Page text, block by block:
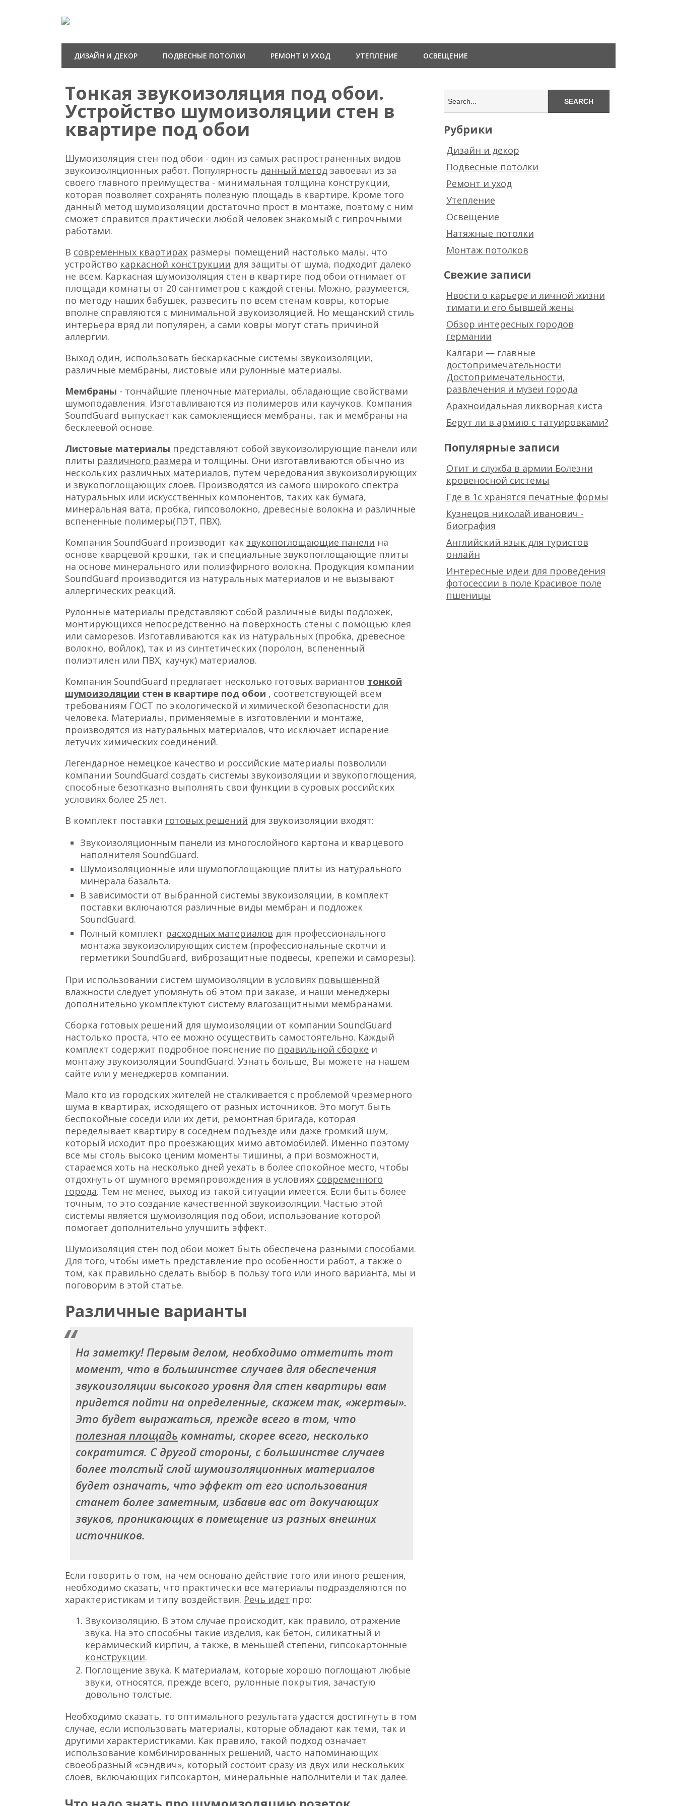
ДИЗАЙН И ДЕКОР ПОДВЕСНЫЕ ПОТОЛКИ РЕМОНТ И УХОД УТЕПЛЕНИЕ ОСВЕЩЕНИЕ
Тонкая звукоизоляция под обои.
Устройство шумоизоляции стен в
квартире под обои
Шумоизоляция стен под обои - один из самых распространенных видов
звукоизоляционных работ. Популярность данный метод завоевал из за
своего главного преимущества - минимальная толщина конструкции,
которая позволяет сохранять полезную площадь в квартире. Кроме того
данный метод шумоизоляции достаточно прост в монтаже, поэтому с ним
сможет справится практически любой человек знакомый с гипрочными
работами.
В современных квартирах размеры помещений настолько малы, что
устройство каркасной конструкции для защиты от шума, подходит далеко
не всем. Каркасная шумоизоляция стен в квартире под обои отнимает от
площади комнаты от 20 сантиметров с каждой стены. Можно, разумеется,
по методу наших бабушек, развесить по всем стенам ковры, которые
вполне справляются с минимальной звукоизоляцией. Но мещанский стиль
интерьера вряд ли популярен, а сами ковры могут стать причиной
аллергии.
Выход один, использовать бескаркасные системы звукоизоляции,
различные мембраны, листовые или рулонные материалы.
Мембраны - тончайшие пленочные материалы, обладающие свойствами
шумоподавления. Изготавливаются из полимеров или каучуков. Компания
SoundGuard выпускает как самоклеящиеся мембраны, так и мембраны на
бесклеевой основе.
Листовые материалы представляют собой звукоизолирующие панели или
плиты различного размера и толщины. Они изготавливаются обычно из
нескольких различных материалов, путем чередования звукоизолирующих
и звукопоглощающих слоев. Производятся из самого широкого спектра
натуральных или искусственных компонентов, таких как бумага,
минеральная вата, пробка, гипсоволокно, древесные волокна и различные
вспененные полимеры(ПЭТ, ПВХ).
Компания SoundGuard производит какзвукопоглощающие панели на
основе кварцевой крошки, так и специальные звукопоглощающие плиты
на основе минерального или полиэфирного волокна. Продукция компании
SoundGuard производится из натуральных материалов и не вызывают
аллергических реакций.
Рулонные материалы представляют собой различные виды подложек,
монтирующихся непосредственно на поверхность стены с помощью клея
или саморезов. Изготавливаются как из натуральных (пробка, древесное
волокно, войлок), так и из синтетических (поролон, вспененный
полиэтилен или ПВХ, каучук) материалов.
Компания SoundGuard предлагает несколько готовых вариантов тонкой
шумоизоляции стен в квартире под обои , соответствующей всем
требованиям ГОСТ по экологической и химической безопасности для
человека. Материалы, применяемые в изготовлении и монтаже,
производятся из натуральных материалов, что исключает испарение
летучих химических соединений.
Легендарное немецкое качество и российские материалы позволили
компании SoundGuard создать системы звукоизоляции и звукопоглощения,
способные безотказно выполнять свои функции в суровых российских
условиях более 25 лет.
В комплект поставки готовых решений для звукоизоляции входят:
Звукоизоляционным панели из многослойного картона и кварцевого
наполнителя SoundGuard.
Шумоизоляционные или шумопоглощающие плиты из натурального
минерала базальта.
В зависимости от выбранной системы звукоизоляции, в комплект
поставки включаются различные виды мембран и подложек
SoundGuard.
Полный комплект расходных материалов для профессионального
монтажа звукоизолирующих систем (профессиональные скотчи и
герметики SoundGuard, виброзащитные подвесы, крепежи и саморезы).
При использовании систем шумоизоляции в условиях повышенной
влажности следует упомянуть об этом при заказе, и наши менеджеры
дополнительно укомплектуют систему влагозащитными мембранами.
Сборка готовых решений для шумоизоляции от компании SoundGuard
настолько проста, что ее можно осуществить самостоятельно. Каждый
комплект содержит подробное пояснение по правильной сборке и
монтажу звукоизоляции SoundGuard. Узнать больше, Вы можете на нашем
сайте или у менеджеров компании.
Мало кто из городских жителей не сталкивается с проблемой чрезмерного
шума в квартирах, исходящего от разных источников. Это могут быть
беспокойные соседи или их дети, ремонтная бригада, которая
переделывает квартиру в соседнем подъезде или даже громкий шум,
который исходит про проезжающих мимо автомобилей. Именно поэтому
все мы столь высоко ценим моменты тишины, а при возможности,
стараемся хоть на несколько дней уехать в более спокойное место, чтобы
отдохнуть от шумного времяпровождения в условиях современного
города. Тем не менее, выход из такой ситуации имеется. Если быть более
точным, то это создание качественной звукоизоляции. Частью этой
системы является шумоизоляция под обои, использование которой
помогает дополнительно улучшить эффект.
Шумоизоляция стен под обои может быть обеспечена разными способами.
Для того, чтобы иметь представление про особенности работ, а также о
том, как правильно сделать выбор в пользу того или иного варианта, мы и
поговорим в этой статье.
Различные варианты
На заметку! Первым делом, необходимо отметить тот
момент, что в большинстве случаев для обеспечения
звукоизоляции высокого уровня для стен квартиры вам
придется пойти на определенные, скажем так, «жертвы».
Это будет выражаться, прежде всего в том, что
полезная площадь комнаты, скорее всего, несколько
сократится. С другой стороны, с большинстве случаев
более толстый слой шумоизоляционных материалов
будет означать, что эффект от его использования
станет более заметным, избавив вас от докучающих
звуков, проникающих в помещение из разных внешних
источников.
Если говорить о том, на чем основано действие того или иного решения,
необходимо сказать, что практически все материалы подразделяются по
характеристикам и типу воздействия. Речь идет про:
Звукоизоляцию. В этом случае происходит, как правило, отражение
звука. На это способны такие изделия, как бетон, силикатный и
керамический кирпич, а также, в меньшей степени, гипсокартонные
конструкции.
Поглощение звука. К материалам, которые хорошо поглощают любые
звуки, относятся, прежде всего, рулонные покрытия, зачастую
довольно толстые.
Необходимо сказать, то оптимального результата удастся достигнуть в том
случае, если использовать материалы, которые обладают как теми, так и
другими характеристиками. Как правило, такой подход означает
использование комбинированных решений, часто напоминающих
своеобразный «сэндвич», который состоит сразу из двух или нескольких
слоев, включающих гипсокартон, минеральные наполнители и так далее.
Рубрики
Дизайн и декор
Подвесные потолки
Ремонт и уход
Утепление
Освещение
Натяжные потолки
Монтаж потолков
Свежие записи
Нвости о карьере и личной жизни
тимати и его бывшей жены
Обзор интересных городов
германии
Калгари — главные
достопримечательности
Достопримечательности,
развлечения и музеи города
Арахноидальная ликворная киста
Берут ли в армию с татуировками?
Популярные записи
Отит и служба в армии Болезни
кровеносной системы
Где в 1с хранятся печатные формы
Кузнецов николай иванович -
биография
Английский язык для туристов
онлайн
Интересные идеи для проведения
фотосессии в поле Красивое поле
пшеницы